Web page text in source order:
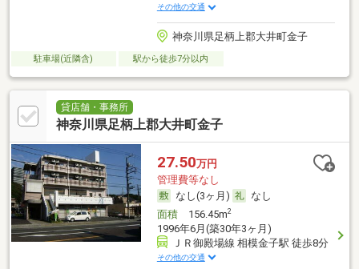
その他の交通
神奈川県足柄上郡大井町金子
駐車場(近隣含) 駅から徒歩7分以内
貸店舗・事務所
神奈川県足柄上郡大井町金子
27.50万円
管理費等なし
なし(3ヶ月)
なし
面積156.45m2
1996年6月(築30年3ヶ月)
ＪＲ御殿場線 相模金子駅 徒歩8分
その他の交通